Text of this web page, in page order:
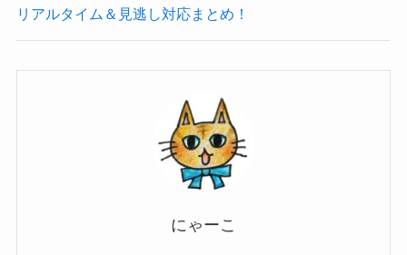
リアルタイム＆見逃し対応まとめ！
にゃーこ